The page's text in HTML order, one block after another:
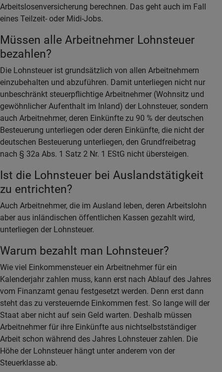
Arbeitslosenversicherung berechnen. Das geht auch im Fall
eines Teilzeit- oder Midi-Jobs.
Müssen alle Arbeitnehmer Lohnsteuer
bezahlen?
Die Lohnsteuer ist grundsätzlich von allen Arbeitnehmern
einzubehalten und abzuführen. Damit unterliegen nicht nur
unbeschränkt steuerpflichtige Arbeitnehmer (Wohnsitz und
gewöhnlicher Aufenthalt im Inland) der Lohnsteuer, sondern
auch Arbeitnehmer, deren Einkünfte zu 90 % der deutschen
Besteuerung unterliegen oder deren Einkünfte, die nicht der
deutschen Besteuerung unterliegen, den Grundfreibetrag
nach § 32a Abs. 1 Satz 2 Nr. 1 EStG nicht übersteigen.
Ist die Lohnsteuer bei Auslandstätigkeit
zu entrichten?
Auch Arbeitnehmer, die im Ausland leben, deren Arbeitslohn
aber aus inländischen öffentlichen Kassen gezahlt wird,
unterliegen der Lohnsteuer.
Warum bezahlt man Lohnsteuer?
Wie viel Einkommensteuer ein Arbeitnehmer für ein
Kalenderjahr zahlen muss, kann erst nach Ablauf des Jahres
vom Finanzamt genau festgesetzt werden. Denn erst dann
steht das zu versteuernde Einkommen fest. So lange will der
Staat aber nicht auf sein Geld warten. Deshalb müssen
Arbeitnehmer für ihre Einkünfte aus nichtselbstständiger
Arbeit schon während des Jahres Lohnsteuer zahlen. Die
Höhe der Lohnsteuer hängt unter anderem von der
Steuerklasse ab.